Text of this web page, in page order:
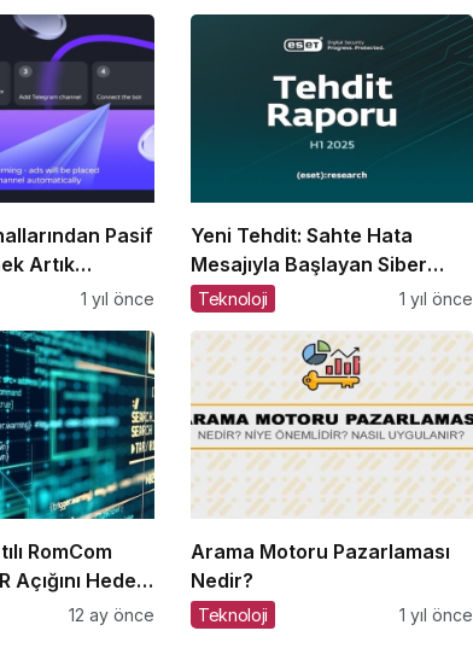
Pasif
Artık
1 yıl önce
Yeni Tehdit: Sahte Hata
Mesajıyla Başlayan Siber
Saldırılar Yükselişte
Teknoloji 1 yıl önce
RomCom
Açığını Hedef
12 ay önce
Arama Motoru Pazarlaması
Nedir?
Teknoloji 1 yıl önce